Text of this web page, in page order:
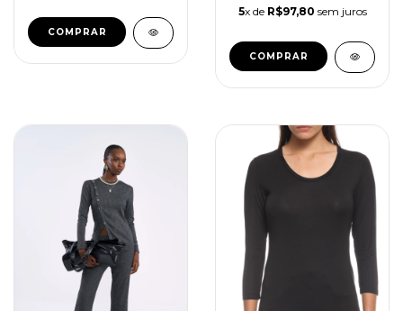
COMPRAR
5x de R$97,80 sem juros
COMPRAR